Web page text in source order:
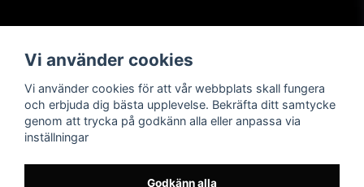
Se samtliga köpvillkor och mer info om frakt, retur och byten
Vi använder cookies
Vi använder cookies för att vår webbplats skall fungera
och erbjuda dig bästa upplevelse. Bekräfta ditt samtycke
genom att trycka på godkänn alla eller anpassa via
inställningar
Godkänn alla